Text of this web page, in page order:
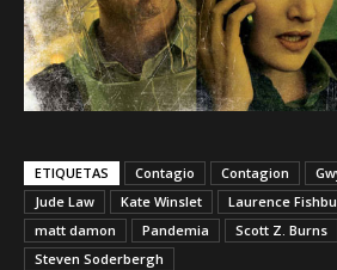
ETIQUETAS Contagio Contagion
Jude Law
Kate Winslet Laurence
matt damon
Pandemia Scott Z. Burns
Steven Soderbergh